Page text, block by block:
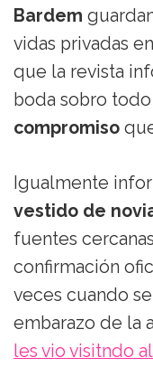
Bardem
vidas privadas
que la revista
boda sobro todo
compromiso
Igualmente
vestido de
fuentes
confirmación
veces cuando
embarazo de la
les vio visitndo